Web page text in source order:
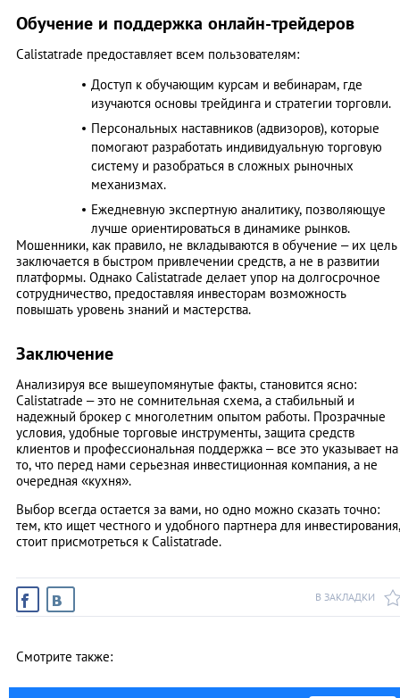
Обучение и поддержка онлайн-трейдеров
Calistatrade предоставляет всем пользователям:
Доступ к обучающим курсам и вебинарам, где
изучаются основы трейдинга и стратегии торговли.
Персональных наставников (адвизоров), которые
помогают разработать индивидуальную торговую
систему и разобраться в сложных рыночных
механизмах.
Ежедневную экспертную аналитику, позволяющуе
лучше ориентироваться в динамике рынков.
Мошенники, как правило, не вкладываются в обучение – их цель
заключается в быстром привлечении средств, а не в развитии
платформы. Однако Calistatrade делает упор на долгосрочное
сотрудничество, предоставляя инвесторам возможность
повышать уровень знаний и мастерства.
Заключение
Анализируя все вышеупомянутые факты, становится ясно:
Calistatrade – это не сомнительная схема, а стабильный и
надежный брокер с многолетним опытом работы. Прозрачные
условия, удобные торговые инструменты, защита средств
клиентов и профессиональная поддержка – все это указывает на
то, что перед нами серьезная инвестиционная компания, а не
очередная «кухня».
Выбор всегда остается за вами, но одно можно сказать точно:
тем, кто ищет честного и удобного партнера для инвестирования,
стоит присмотреться к Calistatrade.
В ЗАКЛАДКИ
Смотрите также: